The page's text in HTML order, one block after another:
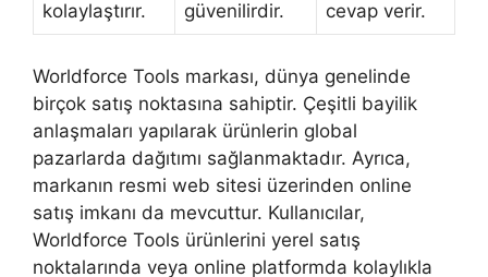
kolaylaştırır. güvenilirdir. cevap verir.
Worldforce Tools markası, dünya genelinde
birçok satış noktasına sahiptir. Çeşitli bayilik
anlaşmaları yapılarak ürünlerin global
pazarlarda dağıtımı sağlanmaktadır. Ayrıca,
markanın resmi web sitesi üzerinden online
satış imkanı da mevcuttur. Kullanıcılar,
Worldforce Tools ürünlerini yerel satış
noktalarında veya online platformda kolaylıkla